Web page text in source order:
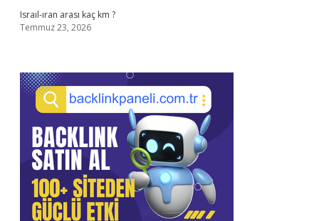
Israıl-ıran arası kaç km ?
Temmuz 23, 2026